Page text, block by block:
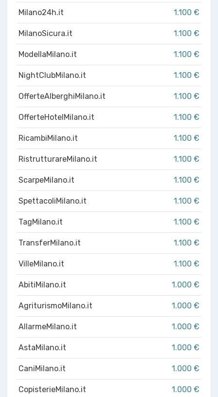
Milano24h.it 1.100 €
MilanoSicura.it 1.100 €
ModellaMilano.it 1.100 €
NightClubMilano.it 1.100 €
OfferteAlberghiMilano.it 1.100 €
OfferteHotelMilano.it 1.100 €
RicambiMilano.it 1.100 €
RistrutturareMilano.it 1.100 €
ScarpeMilano.it 1.100 €
SpettacoliMilano.it 1.100 €
TagMilano.it 1.100 €
TransferMilano.it 1.100 €
VilleMilano.it 1.100 €
AbitiMilano.it 1.000 €
AgriturismoMilano.it 1.000 €
AllarmeMilano.it 1.000 €
AstaMilano.it 1.000 €
CaniMilano.it 1.000 €
CopisterieMilano.it 1.000 €